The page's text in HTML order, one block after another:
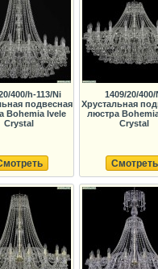
400/h-113/Ni
подвесная
Bohemia Ivele
Crystal
1409/20/400/
Хрустальная
люстра
Crystal
Смотреть